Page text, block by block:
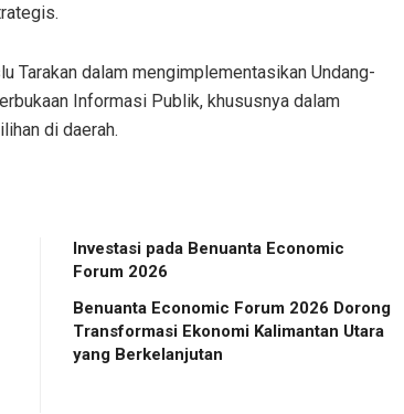
Tarakan dalam mengimplementasikan Undang-
Informasi Publik, khususnya dalam
di daerah.
Investasi pada Benuanta Economic
Forum 2026
Benuanta Economic Forum 2026 Dorong
Transformasi Ekonomi Kalimantan Utara
yang Berkelanjutan